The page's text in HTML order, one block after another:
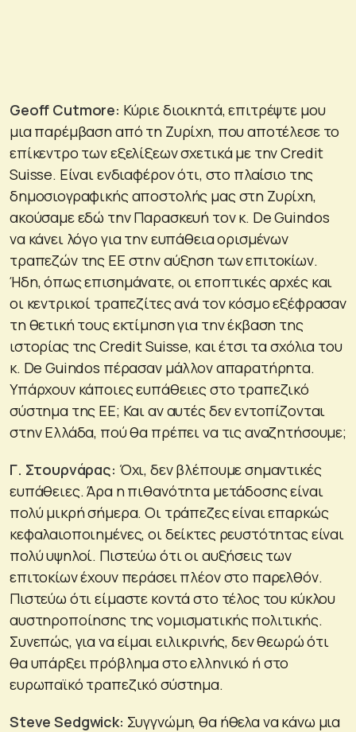
Geoff Cutmore: Κύριε διοικητά, επιτρέψτε μου
μια παρέμβαση από τη Ζυρίχη, που αποτέλεσε το
επίκεντρο των εξελίξεων σχετικά με την Credit
Suisse. Είναι ενδιαφέρον ότι, στο πλαίσιο της
δημοσιογραφικής αποστολής μας στη Ζυρίχη,
ακούσαμε εδώ την Παρασκευή τον κ. De Guindos
να κάνει λόγο για την ευπάθεια ορισμένων
τραπεζών της ΕΕ στην αύξηση των επιτοκίων.
Ήδη, όπως επισημάνατε, οι εποπτικές αρχές και
οι κεντρικοί τραπεζίτες ανά τον κόσμο εξέφρασαν
τη θετική τους εκτίμηση για την έκβαση της
ιστορίας της Credit Suisse, και έτσι τα σχόλια του
κ. De Guindos πέρασαν μάλλον απαρατήρητα.
Υπάρχουν κάποιες ευπάθειες στο τραπεζικό
σύστημα της ΕΕ; Και αν αυτές δεν εντοπίζονται
στην Ελλάδα, πού θα πρέπει να τις αναζητήσουμε;
Γ. Στουρνάρας: Όχι, δεν βλέπουμε σημαντικές
ευπάθειες. Άρα η πιθανότητα μετάδοσης είναι
πολύ μικρή σήμερα. Οι τράπεζες είναι επαρκώς
κεφαλαιοποιημένες, οι δείκτες ρευστότητας είναι
πολύ υψηλοί. Πιστεύω ότι οι αυξήσεις των
επιτοκίων έχουν περάσει πλέον στο παρελθόν.
Πιστεύω ότι είμαστε κοντά στο τέλος του κύκλου
αυστηροποίησης της νομισματικής πολιτικής.
Συνεπώς, για να είμαι ειλικρινής, δεν θεωρώ ότι
θα υπάρξει πρόβλημα στο ελληνικό ή στο
ευρωπαϊκό τραπεζικό σύστημα.
Steve Sedgwick: Συγγνώμη, θα ήθελα να κάνω μια